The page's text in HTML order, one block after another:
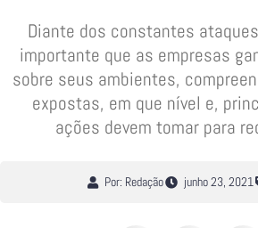
Diante dos constantes
importante que as empresas
sobre seus ambientes,
expostas, em que nível e,
ações devem tomar para
Por: Redação junho 23, 2021